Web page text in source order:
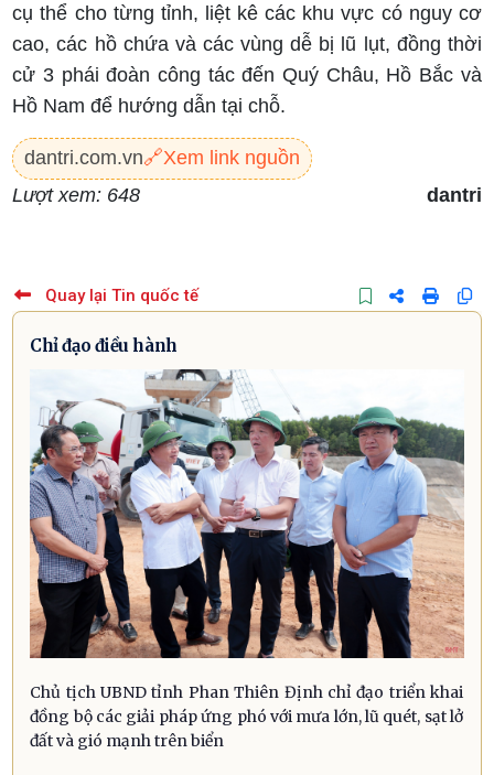
cụ thể cho từng tỉnh, liệt kê các khu vực có nguy cơ
cao, các hồ chứa và các vùng dễ bị lũ lụt, đồng thời
cử 3 phái đoàn công tác đến Quý Châu, Hồ Bắc và
Hồ Nam để hướng dẫn tại chỗ.
dantri.com.vn🔗Xem link nguồn
Lượt xem: 648
dantri
Quay lại Tin quốc tế
Chỉ đạo điều hành
Chủ tịch UBND tỉnh Phan Thiên Định chỉ đạo triển khai
đồng bộ các giải pháp ứng phó với mưa lớn, lũ quét, sạt lở
đất và gió mạnh trên biển